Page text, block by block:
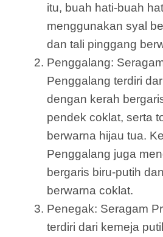
itu, buah hati-buah
menggunakan syal
dan tali pinggang
Penggalang:
Penggalang terdiri
dengan kerah
pendek coklat, serta
berwarna hijau tua.
Penggalang juga
bergaris biru-putih
berwarna coklat.
Penegak: Seragam
terdiri dari kemeja